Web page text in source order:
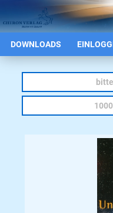
DOWNLOADS